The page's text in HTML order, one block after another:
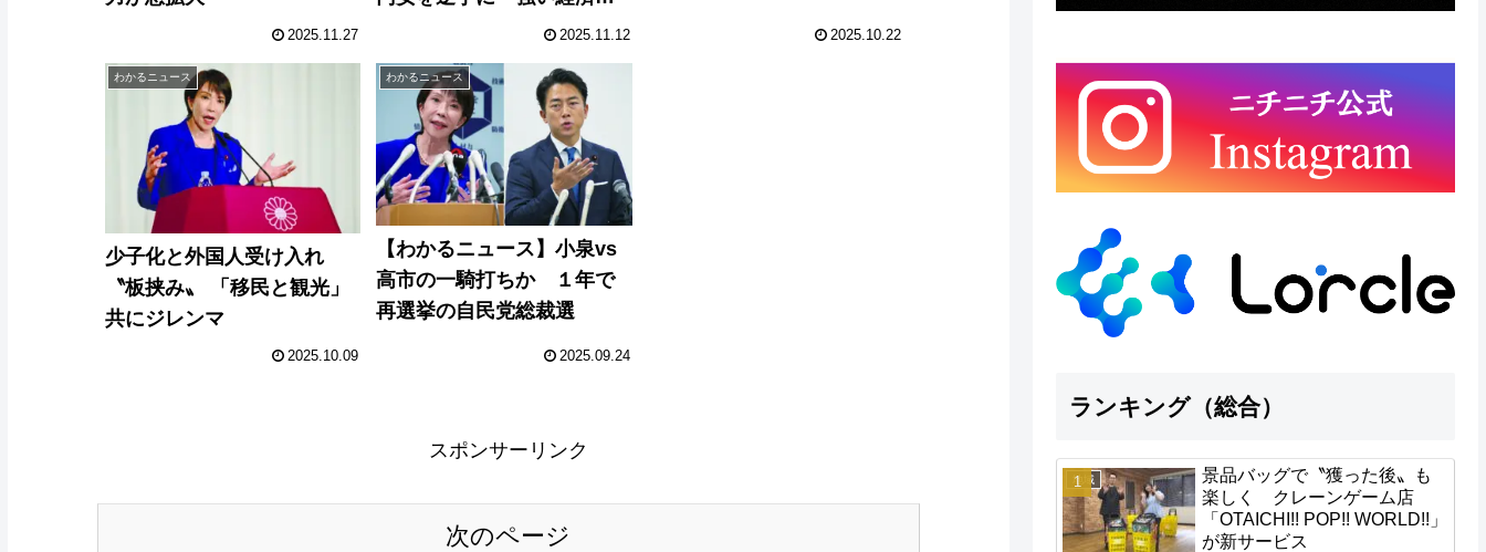
2025.11.27 2025.11.12 2025.10.22
わかるニュース
少子化と外国人受け入れ
〝板挟み〟 「移民と観光」
共にジレンマ
2025.10.09
わかるニュース
【わかるニュース】小泉vs
高市の一騎打ちか １年で
再選挙の自民党総裁選
2025.09.24
スポンサーリンク
次のページ
ランキング（総合）
地域
景品バッグで〝獲った後〟も
楽しく クレーンゲーム店
「OTAICHI!! POP!! WORLD!!」
が新サービス